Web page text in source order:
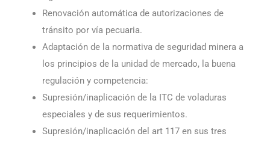
Renovación automática de autorizaciones de
tránsito por vía pecuaria.
Adaptación de la normativa de seguridad minera a
los principios de la unidad de mercado, la buena
regulación y competencia:
Supresión/inaplicación de la ITC de voladuras
especiales y de sus requerimientos.
Supresión/inaplicación del art 117 en sus tres